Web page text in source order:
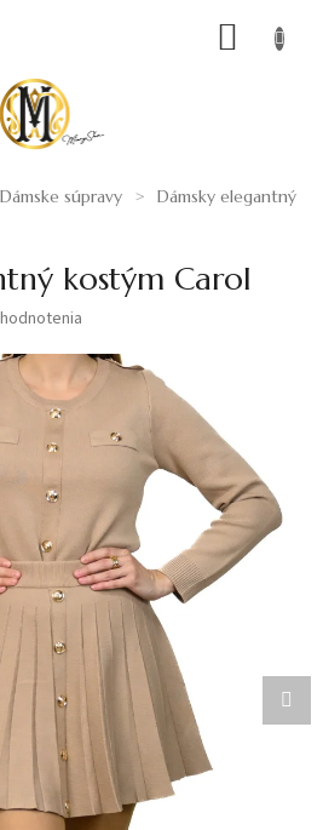
Dámske súpravy
Dámsky elegantný
kostým Carol